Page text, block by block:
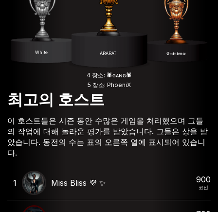
ARARAT
White 𝕰𝖒𝖎𝖓𝖎𝖊𝖓𝖈𝖊
4 장소: 🕷️ɢᴀɴɢ🕷️
5 장소: PhoeniX
최고의 호스트
이 호스트들은 시즌 동안 수많은 게임을 처리했으며 그들
의 작업에 대해 놀라운 평가를 받았습니다. 그들은 상을 받
았습니다. 동전의 수는 표의 오른쪽 열에 표시되어 있습니
다.
1 Miss Bliss 💜 ✨️ 900
코인